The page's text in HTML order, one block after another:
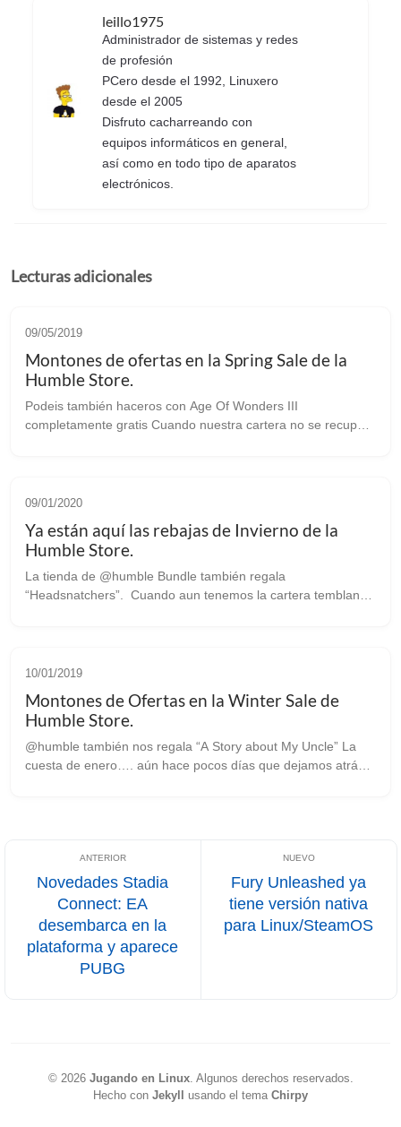
leillo1975
Administrador de sistemas y redes
de profesión
PCero desde el 1992, Linuxero
desde el 2005
Disfruto cacharreando con
equipos informáticos en general,
así como en todo tipo de aparatos
electrónicos.
Lecturas adicionales
09/05/2019
Montones de ofertas en la Spring Sale de la
Humble Store.
Podeis también haceros con Age Of Wonders III
completamente gratis Cuando nuestra cartera no se recuperó
09/01/2020
Ya están aquí las rebajas de Invierno de la
Humble Store.
La tienda de @humble Bundle también regala
“Headsnatchers”. Cuando aun tenemos la cartera temblando
10/01/2019
Montones de Ofertas en la Winter Sale de
Humble Store.
@humble también nos regala “A Story about My Uncle” La
cuesta de enero…. aún hace pocos días que dejamos atrás
Novedades Stadia
Connect: EA
desembarca en la
plataforma y aparece
PUBG
Fury Unleashed ya
tiene versión nativa
para Linux/SteamOS
© 2026 Jugando en Linux. Algunos derechos reservados.
Hecho con Jekyll usando el tema Chirpy